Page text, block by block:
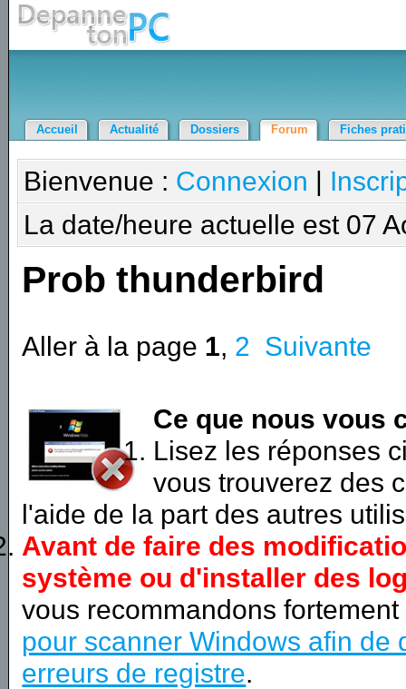
Accueil Actualité Dossiers Forum Fiches
Bienvenue : Connexion |
La date/heure actuelle est 07
Prob thunderbird
Aller à la page 1, 2 Suivante
Ce que nous vous
Lisez les réponses
vous trouverez des
l'aide de la part des autres
Avant de faire des
système ou d'installer des
vous recommandons
pour scanner Windows afin de
erreurs de registre.